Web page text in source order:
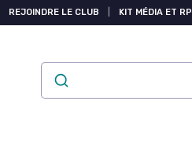
REJOINDRE LE CLUB KIT MÉDIA ET RP